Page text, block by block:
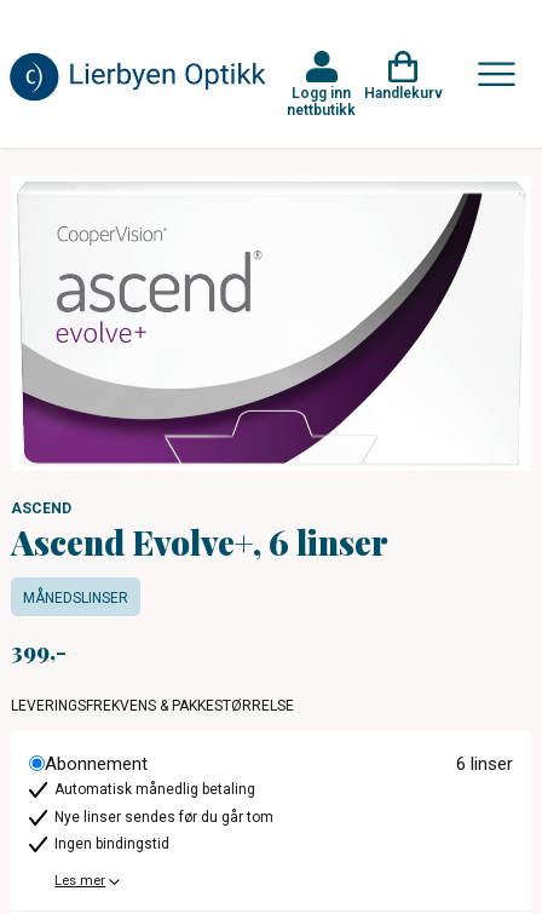
Logg inn
nettbutikk
Handlekurv
ASCEND
Ascend Evolve+, 6 linser
MÅNEDSLINSER
399
LEVERINGSFREKVENS & PAKKESTØRRELSE
Abonnement 6 linser
Automatisk månedlig betaling
Nye linser sendes før du går tom
Ingen bindingstid
Les mer